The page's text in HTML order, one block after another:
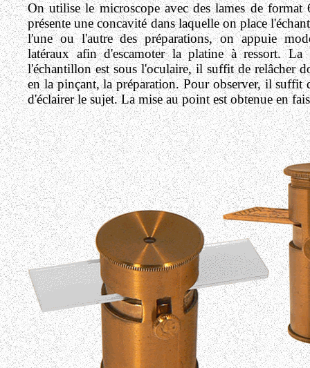
On utilise le microscope avecdes lames de
présente une concavité dans laquelle on place
l'une ou l'autre des préparations, on appuie
latéraux afin d'escamoter la platine à ressort. La
l'échantillon est sous l'oculaire, il suffit de relâcher
en la pinçant, la préparation.Pour observer, il suffit
d'éclairer le sujet.La mise au point est obtenue en